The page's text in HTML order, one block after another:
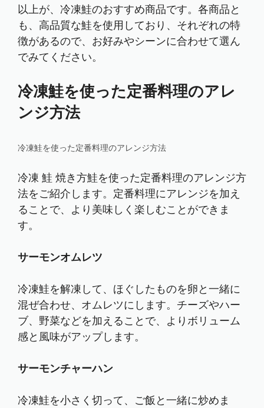
以上が、冷凍鮭のおすすめ商品です。各商品と
も、高品質な鮭を使用しており、それぞれの特
徴があるので、お好みやシーンに合わせて選ん
でみてください。
冷凍鮭を使った定番料理のアレ
ンジ方法
冷凍鮭を使った定番料理のアレンジ方法
冷凍 鮭 焼き方鮭を使った定番料理のアレンジ方
法をご紹介します。定番料理にアレンジを加え
ることで、より美味しく楽しむことができま
す。
サーモンオムレツ
冷凍鮭を解凍して、ほぐしたものを卵と一緒に
混ぜ合わせ、オムレツにします。チーズやハー
ブ、野菜などを加えることで、よりボリューム
感と風味がアップします。
サーモンチャーハン
冷凍鮭を小さく切って、ご飯と一緒に炒めま